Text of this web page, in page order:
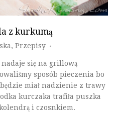
z kurkumą
, Przepisy ♦
się na grillową
sposób pieczenia bo
miał nadzienie z trawy
kurczaka trafiła puszka
i czosnkiem.